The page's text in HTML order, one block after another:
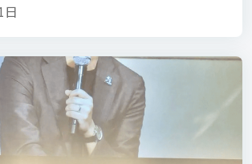
日